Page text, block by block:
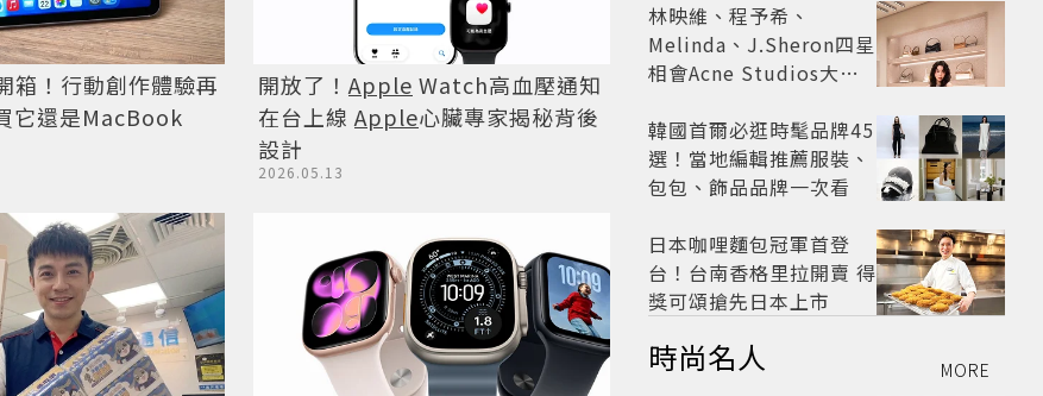
箱！行動創作體驗再
它還是MacBook
開放了！ Apple Watch高血壓通知
在台上線 Apple心臟專家揭秘背後
設計
2026.05.13
林映維、程予希、
Melinda、J.Sheron四星
相會Acne Studios大曬
韓國首爾必逛時髦品牌45
選！當地編輯推薦服裝、
包包、飾品品牌一次看
日本咖哩麵包冠軍首登
台！台南香格里拉開賣 得
獎可頌搶先日本上市
時尚名人 MORE